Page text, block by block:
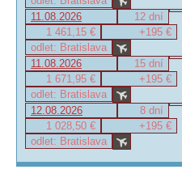
11.08.2026
12 dní
1 461,15 €
+195 €
odlet: Bratislava
11.08.2026
15 dní
1 671,95 €
+195 €
odlet: Bratislava
12.08.2026
8 dní
1 028,50 €
+195 €
odlet: Bratislava